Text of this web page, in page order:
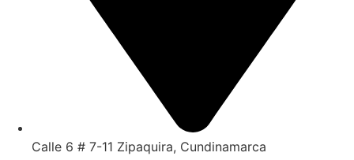
Calle 6 # 7-11 Zipaquira, Cundinamarca